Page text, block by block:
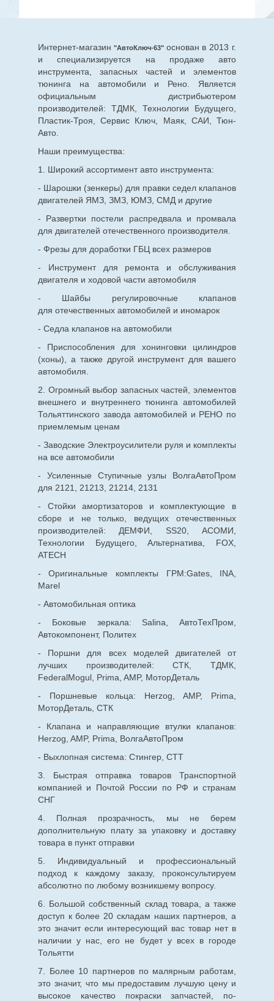
Интернет-магазин "АвтоКлюч-63" основан в 2013 г.
и специализируется на продаже авто
инструмента, запасных частей и элементов
тюнинга на автомобили и Рено. Является
официальным дистрибьютером
производителей: ТДМК, Технологии Будущего,
Пластик-Троя, Сервис Ключ, Маяк, САИ, Тюн-
Авто.
Наши преимущества:
1. Широкий ассортимент авто инструмента:
- Шарошки (зенкеры) для правки седел клапанов
двигателей ЯМЗ, ЗМЗ, ЮМЗ, СМД и другие
- Развертки постели распредвала и промвала
для двигателей отечественного производителя.
- Фрезы для доработки ГБЦ всех размеров
- Инструмент для ремонта и обслуживания
двигателя и ходовой части автомобиля
- Шайбы регулировочные клапанов
для отечественныхавтомобилей и иномарок
- Седла клапанов на автомобили
- Приспособления для хонинговки цилиндров
(хоны), а также другой инструмент для вашего
автомобиля.
2. Огромный выбор запасных частей, элементов
внешнего и внутреннего тюнинга автомобилей
Тольяттинского завода автомобилей и РЕНО по
приемлемым ценам
- Заводские Электроусилители руля и комплекты
на все автомобили
- Усиленные Ступичные узлы ВолгаАвтоПром
для 2121, 21213, 21214, 2131
- Стойки амортизаторов и комплектующие в
сборе и не только, ведущих отечественных
производителей: ДЕМФИ, SS20, АСОМИ,
Технологии Будущего, Альтернатива, FOX,
ATECH
- Оригинальные комплекты ГРМ:Gates, INA,
Marel
- Автомобильная оптика
- Боковые зеркала: Salina, АвтоТехПром,
Автокомпонент, Политех
- Поршни для всех моделей двигателей от
лучших производителей: СТК, ТДМК,
FederalMogul, Prima, AMP, МоторДеталь
- Поршневые кольца: Herzog, AMP, Prima,
МоторДеталь, СТК
- Клапана и направляющие втулки клапанов:
Herzog, AMP, Prima, ВолгаАвтоПром
- Выхлопная система: Стингер, СТТ
3. Быстрая отправка товаров Транспортной
компанией и Почтой России по РФ и странам
СНГ
4. Полная прозрачность, мы не берем
дополнительную плату за упаковку и доставку
товара в пункт отправки
5. Индивидуальный и профессиональный
подход к каждому заказу, проконсультируем
абсолютно по любому возникшему вопросу.
6. Большой собственный склад товара, а также
доступ к более 20 складам наших партнеров, а
это значит если интересующий вас товар нет в
наличии у нас, его не будет у всех в городе
Тольятти
7. Более 10 партнеров по малярным работам,
это значит, что мы предоставим лучшую цену и
высокое качество покраски запчастей, по-